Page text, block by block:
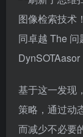
基于这一发现
策略，通过动
而减少不必要